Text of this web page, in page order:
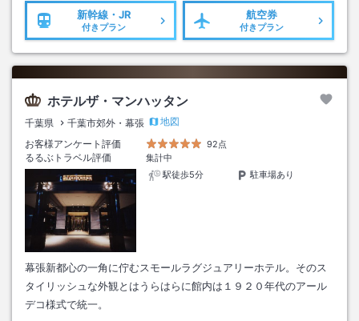
新幹線・JR
付きプラン
航空券
付きプラン
ホテルザ・マンハッタン
千葉県 千葉市郊外・幕張
地図
お客様アンケート評価
92点
るるぶトラベル評価
集計中
駅徒歩5分
駐車場あり
幕張新都心の一角に佇むスモールラグジュアリーホテル。そのス
タイリッシュな外観とはうらはらに館内は１９２０年代のアール
デコ様式で統一。